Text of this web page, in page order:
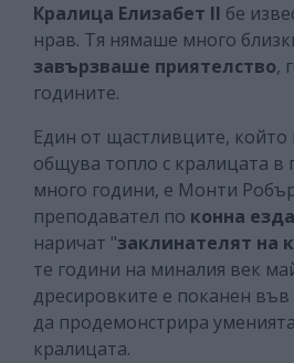
Кралица Елизабет ІІ бе
нрав. Тя нямаше много
завързваше приятелство,
годините.
Един от щастливците,
общува топло с кралицата
много години, е Монти
преподавател по конна езда
наричат "заклинателят на
те години на миналия век
дресировките е поканен
да продемонстрира
кралицата.